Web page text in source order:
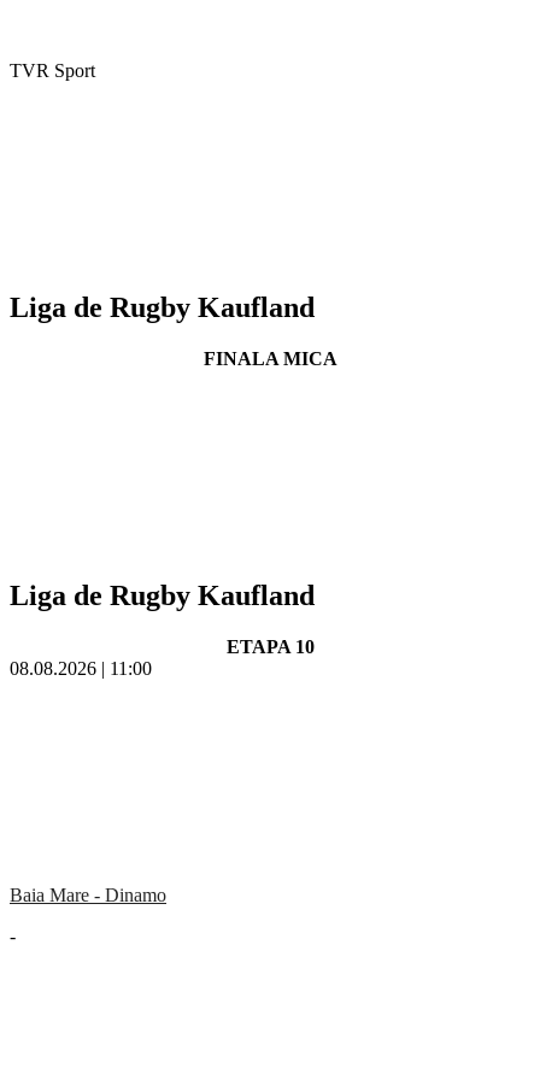
TVR Sport
Liga de Rugby Kaufland
FINALA MICA
Liga de Rugby Kaufland
ETAPA 10
08.08.2026 | 11:00
Baia Mare - Dinamo
-